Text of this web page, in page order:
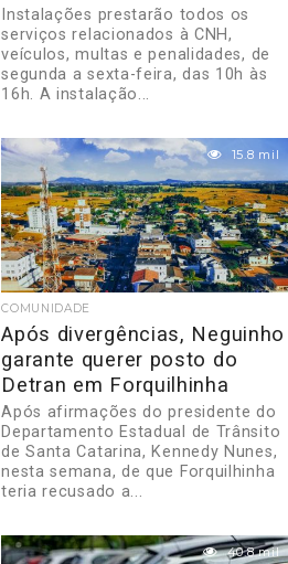
Instalações prestarão todos os
serviços relacionados à CNH,
veículos, multas e penalidades, de
segunda a sexta-feira, das 10h às
16h. A instalação...
15.8 mil
COMUNIDADE
Após divergências, Neguinho
garante querer posto do
Detran em Forquilhinha
Após afirmações do presidente do
Departamento Estadual de Trânsito
de Santa Catarina, Kennedy Nunes,
nesta semana, de que Forquilhinha
teria recusado a...
40.8 mil